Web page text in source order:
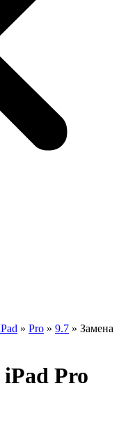
» Pro » 9.7 » Замена
iPad Pro